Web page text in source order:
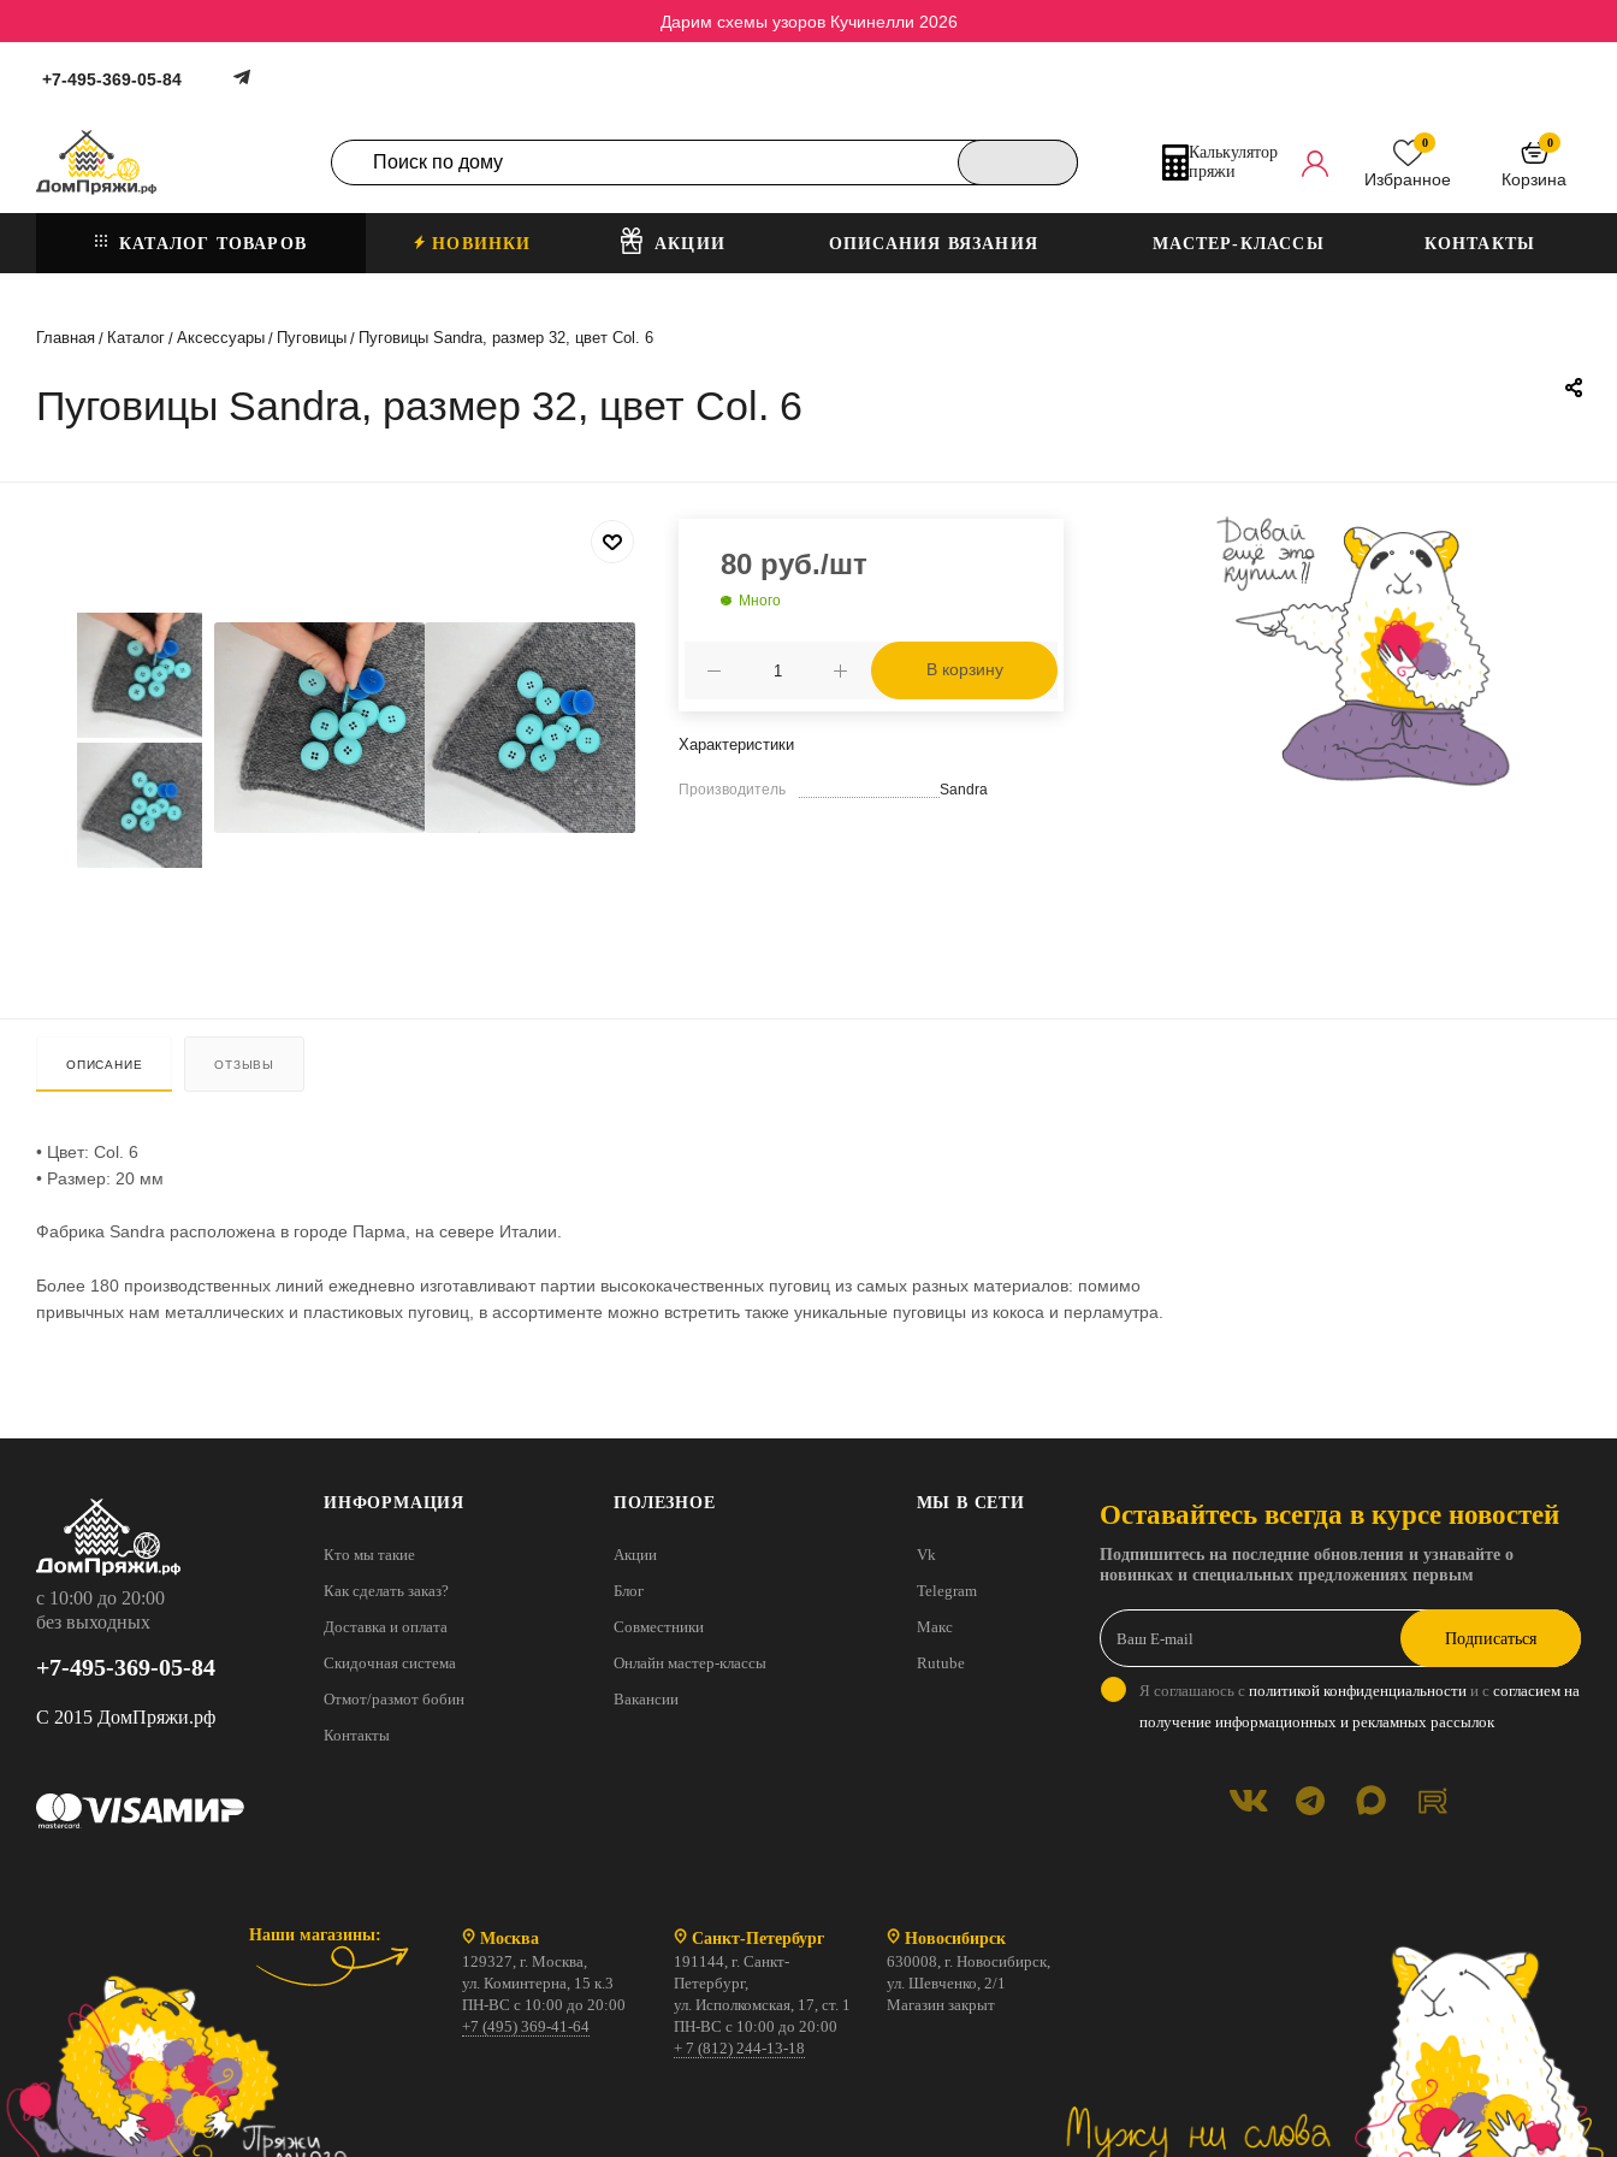
Дарим схемы узоров Кучинелли 2026
+7-495-369-05-84
Калькулятор
пряжи
Избранное
0
Корзина
0
КАТАЛОГ ТОВАРОВ НОВИНКИ АКЦИИ ОПИСАНИЯ ВЯЗАНИЯ МАСТЕР-КЛАССЫ КОНТАКТЫ
Главная / Каталог / Аксессуары / Пуговицы / Пуговицы Sandra, размер 32, цвет Col. 6
Пуговицы Sandra, размер 32, цвет Col. 6
80 руб./шт
Много
В корзину
Характеристики
Производитель Sandra
ОПИСАНИЕ ОТЗЫВЫ
• Цвет: Col. 6
• Размер: 20 мм
Фабрика Sandra расположена в городе Парма, на севере Италии.
Более 180 производственных линий ежедневно изготавливают партии высококачественных пуговиц из самых разных материалов: помимо
привычных нам металлических и пластиковых пуговиц, в ассортименте можно встретить также уникальные пуговицы из кокоса и перламутра.
с 10:00 до 20:00
без выходных
+7-495-369-05-84
С 2015 ДомПряжи.рф
ИНФОРМАЦИЯ
Кто мы такие
Как сделать заказ?
Доставка и оплата
Скидочная система
Отмот/размот бобин
Контакты
ПОЛЕЗНОЕ
Акции
Блог
Совместники
Онлайн мастер-классы
Вакансии
МЫ В СЕТИ
Vk
Telegram
Макс
Rutube
Наши магазины:
Москва
129327, г. Москва,
ул. Коминтерна, 15 к.3
ПН-ВС с 10:00 до 20:00
+7 (495) 369-41-64
Санкт-Петербург
191144, г. Санкт-
Петербург,
ул. Исполкомская, 17, ст. 1
ПН-ВС с 10:00 до 20:00
+ 7 (812) 244-13-18
Новосибирск
630008, г. Новосибирск,
ул. Шевченко, 2/1
Магазин закрыт
Оставайтесь всегда в курсе новостей
Подпишитесь на последние обновления и узнавайте о
новинках и специальных предложениях первым
Подписаться
Я соглашаюсь с политикой конфиденциальности и с согласием на
получение информационных и рекламных рассылок